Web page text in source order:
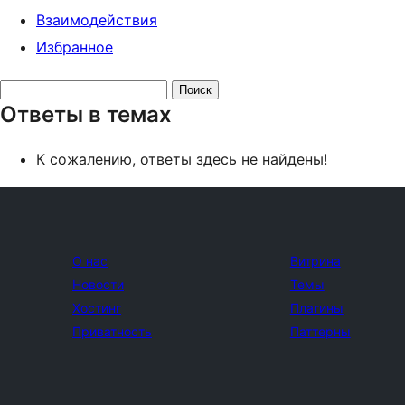
Взаимодействия
Избранное
ответов:
Ответы в темах
К сожалению, ответы здесь не найдены!
О нас
Новости
Хостинг
Приватность
Витрина
Темы
Плагины
Паттерны